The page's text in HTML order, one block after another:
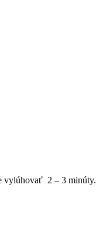
vylúhovať 2 – 3 minúty.